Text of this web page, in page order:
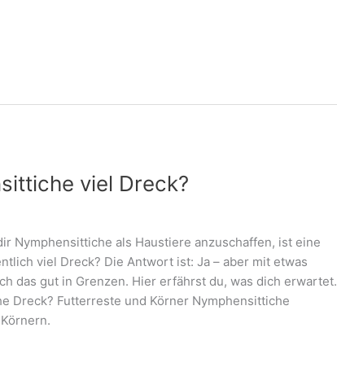
viel Dreck?
Nymphensittiche als Haustiere anzuschaffen, ist eine
viel Dreck? Die Antwort ist: Ja – aber mit etwas
das gut in Grenzen. Hier erfährst du, was dich erwartet.
Dreck? Futterreste und Körner Nymphensittiche